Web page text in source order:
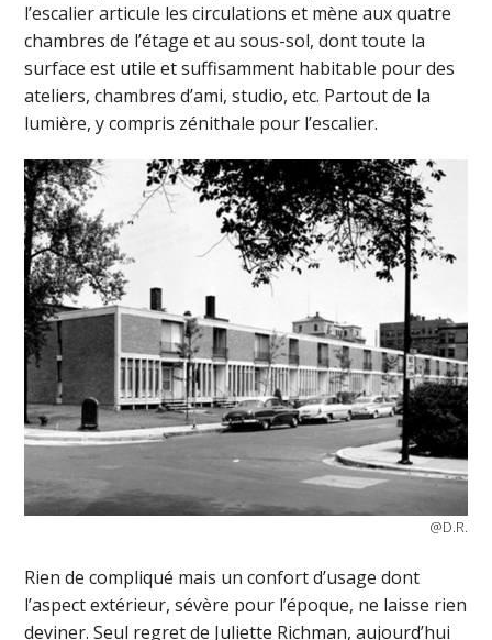
l’escalier articule les circulations et mène aux quatre
chambres de l’étage et au sous-sol, dont toute la
surface est utile et suffisamment habitable pour des
ateliers, chambres d’ami, studio, etc. Partout de la
lumière, y compris zénithale pour l’escalier.
@D.R.
Rien de compliqué mais un confort d’usage dont
l’aspect extérieur, sévère pour l’époque, ne laisse rien
deviner. Seul regret de Juliette Richman, aujourd’hui